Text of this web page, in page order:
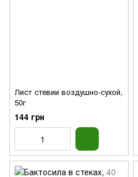
Лист стевии воздушно-сухой,
50г
144 грн